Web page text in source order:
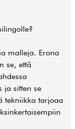
malleja. Erona
se, että
ja sitten se
tekniikka tarjoaa